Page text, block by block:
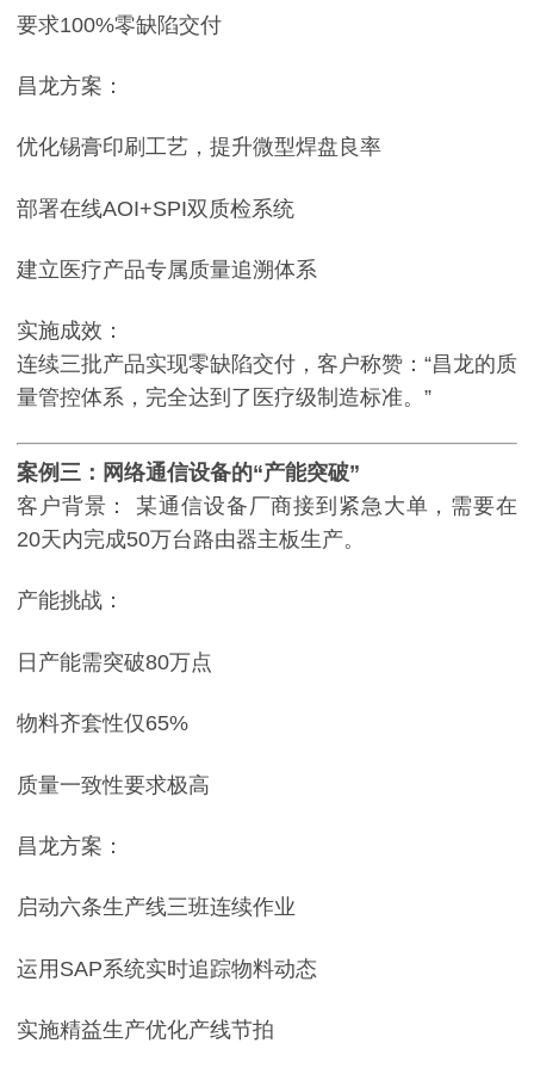
要求100%零缺陷交付
昌龙方案：
优化锡膏印刷工艺，提升微型焊盘良率
部署在线AOI+SPI双质检系统
建立医疗产品专属质量追溯体系
实施成效：
连续三批产品实现零缺陷交付，客户称赞：“昌龙的质
量管控体系，完全达到了医疗级制造标准。”
案例三：网络通信设备的“产能突破”
客户背景：
某通信设备厂商接到紧急大单，需要在
20天内完成50万台路由器主板生产。
产能挑战：
日产能需突破80万点
物料齐套性仅65%
质量一致性要求极高
昌龙方案：
启动六条生产线三班连续作业
运用SAP系统实时追踪物料动态
实施精益生产优化产线节拍